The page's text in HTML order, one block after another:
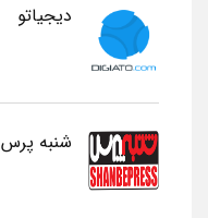
دیجیاتو
شنبه پرس